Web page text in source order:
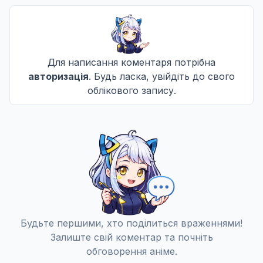
Будинок з привидами певного табору
12 Прощавай, Ньярко-сан В
Дата уточнюється
Не озвучена
Для написання коментаря потрібна
авторизація. Будь ласка, увійдіть до свого
облікового запису.
Будьте першими, хто поділиться враженнями!
Залиште свій коментар та почніть
обговорення аніме.